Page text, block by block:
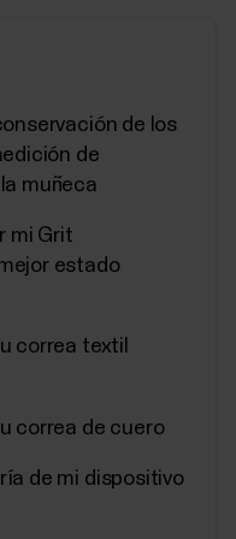
está pensado
personas con
Programa de...
de
Beat y
el ahorro de
dispsitivo Android si
se enumeran a
de los
de
muñeca
mi Grit
estado
correa textil
correa de cuero
de mi dispositivo